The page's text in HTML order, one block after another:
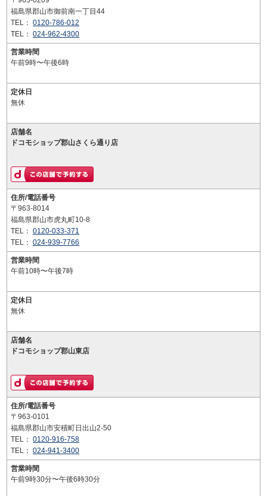
福島県郡山市御前南一丁目44
TEL： 0120-786-012
TEL： 024-962-4300
営業時間
午前9時〜午後6時
定休日
無休
店舗名
ドコモショップ郡山さくら通り店
住所/電話番号
〒963-8014
福島県郡山市虎丸町10-8
TEL： 0120-033-371
TEL： 024-939-7766
営業時間
午前10時〜午後7時
定休日
無休
店舗名
ドコモショップ郡山東店
住所/電話番号
〒963-0101
福島県郡山市安積町日出山2-50
TEL： 0120-916-758
TEL： 024-941-3400
営業時間
午前9時30分〜午後6時30分